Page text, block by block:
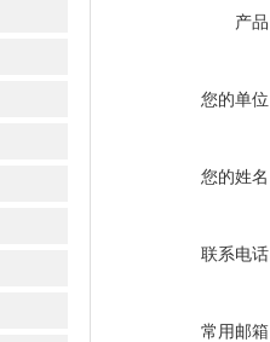
产
您的单
您的姓
联系电
常用邮